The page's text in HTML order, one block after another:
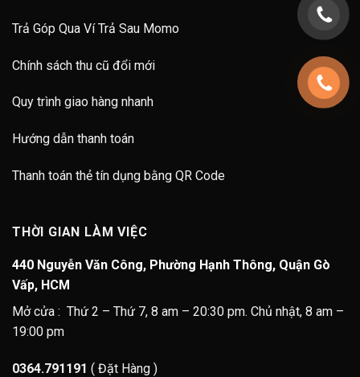
Trả Góp Qua Ví Trả Sau Momo
Chính sách thu cũ đổi mới
Quy trình giao hàng nhanh
Hướng dẫn thanh toán
Thanh toán thẻ tín dụng bằng QR Code
THỜI GIAN LÀM VIỆC
440 Nguyễn Văn Công, Phường Hạnh Thông, Quận Gò
Vấp, HCM
Mở cửa : Thứ 2 – Thứ 7, 8 am – 20:30 pm. Chủ nhật, 8 am –
19:00 pm
0364.791191 ( Đặt Hàng )